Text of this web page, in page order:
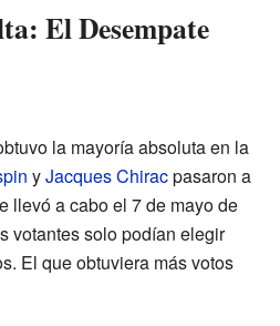
El Desempate
la mayoría absoluta en la
yJacques Chiracpasaron a
llevó a cabo el 7 de mayo de
votantes solo podían elegir
El que obtuviera más votos